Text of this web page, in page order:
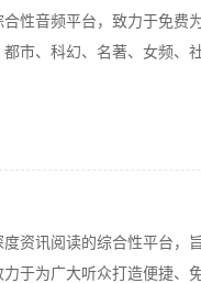
性音频平台，致力于免费
市、科幻、名著、女频、
资讯阅读的综合性平台，
于为广大听众打造便捷、